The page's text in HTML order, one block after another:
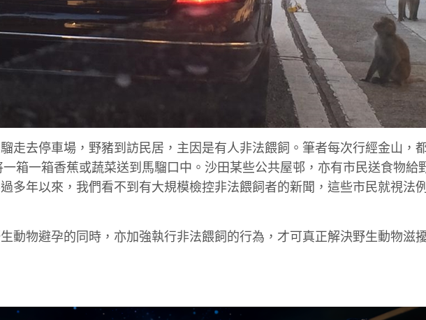
走去停車場，野豬到訪民居，主因是有人非法餵飼。筆者每次行經金山，
箱一箱香蕉或蔬菜送到馬騮口中。沙田某些公共屋邨，亦有市民送食物給
多年以來，我們看不到有大規模檢控非法餵飼者的新聞，這些市民就視法
動物避孕的同時，亦加強執行非法餵飼的行為，才可真正解決野生動物滋